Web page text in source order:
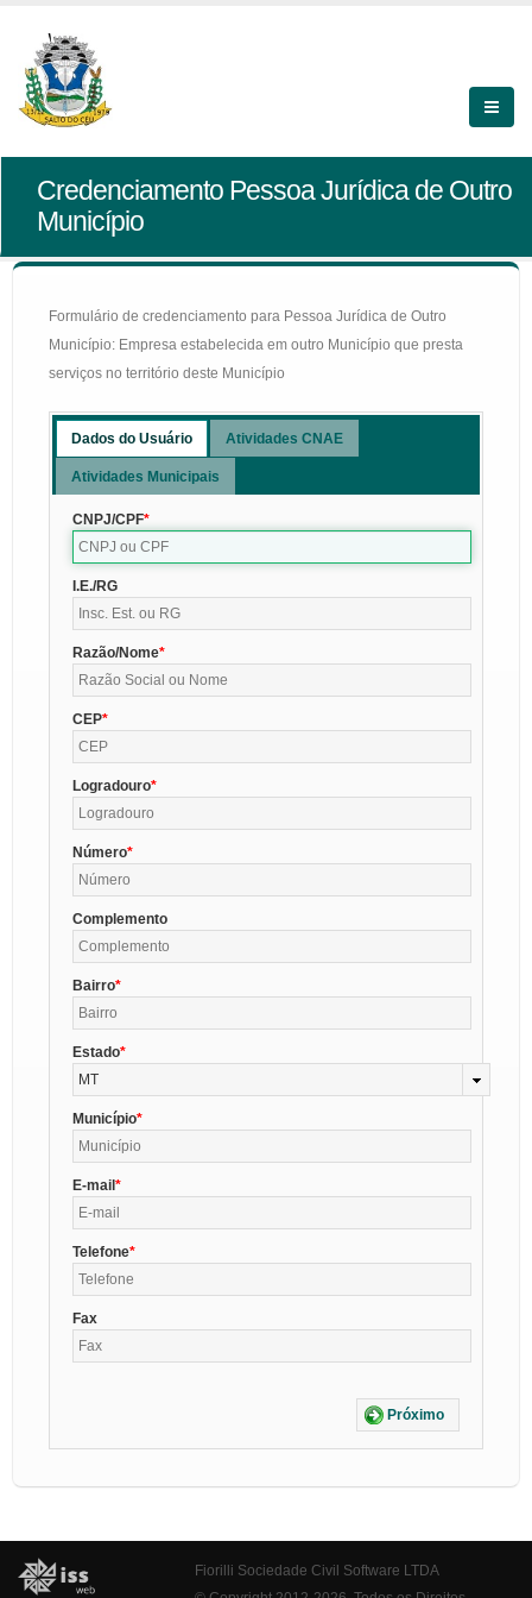
Credenciamento Pessoa Jurídica de Outro
Município
Formulário de credenciamento para Pessoa Jurídica de Outro
Município: Empresa estabelecida em outro Município que presta
serviços no território deste Município
Dados do Usuário Atividades CNAE
Atividades Municipais
CNPJ/CPF
I.E./RG
Razão/Nome
CEP
Logradouro
Número
Complemento
Bairro
Estado
MT
Município
E-mail
Telefone
Fax
Próximo
Fiorilli Sociedade Civil Software LTDA